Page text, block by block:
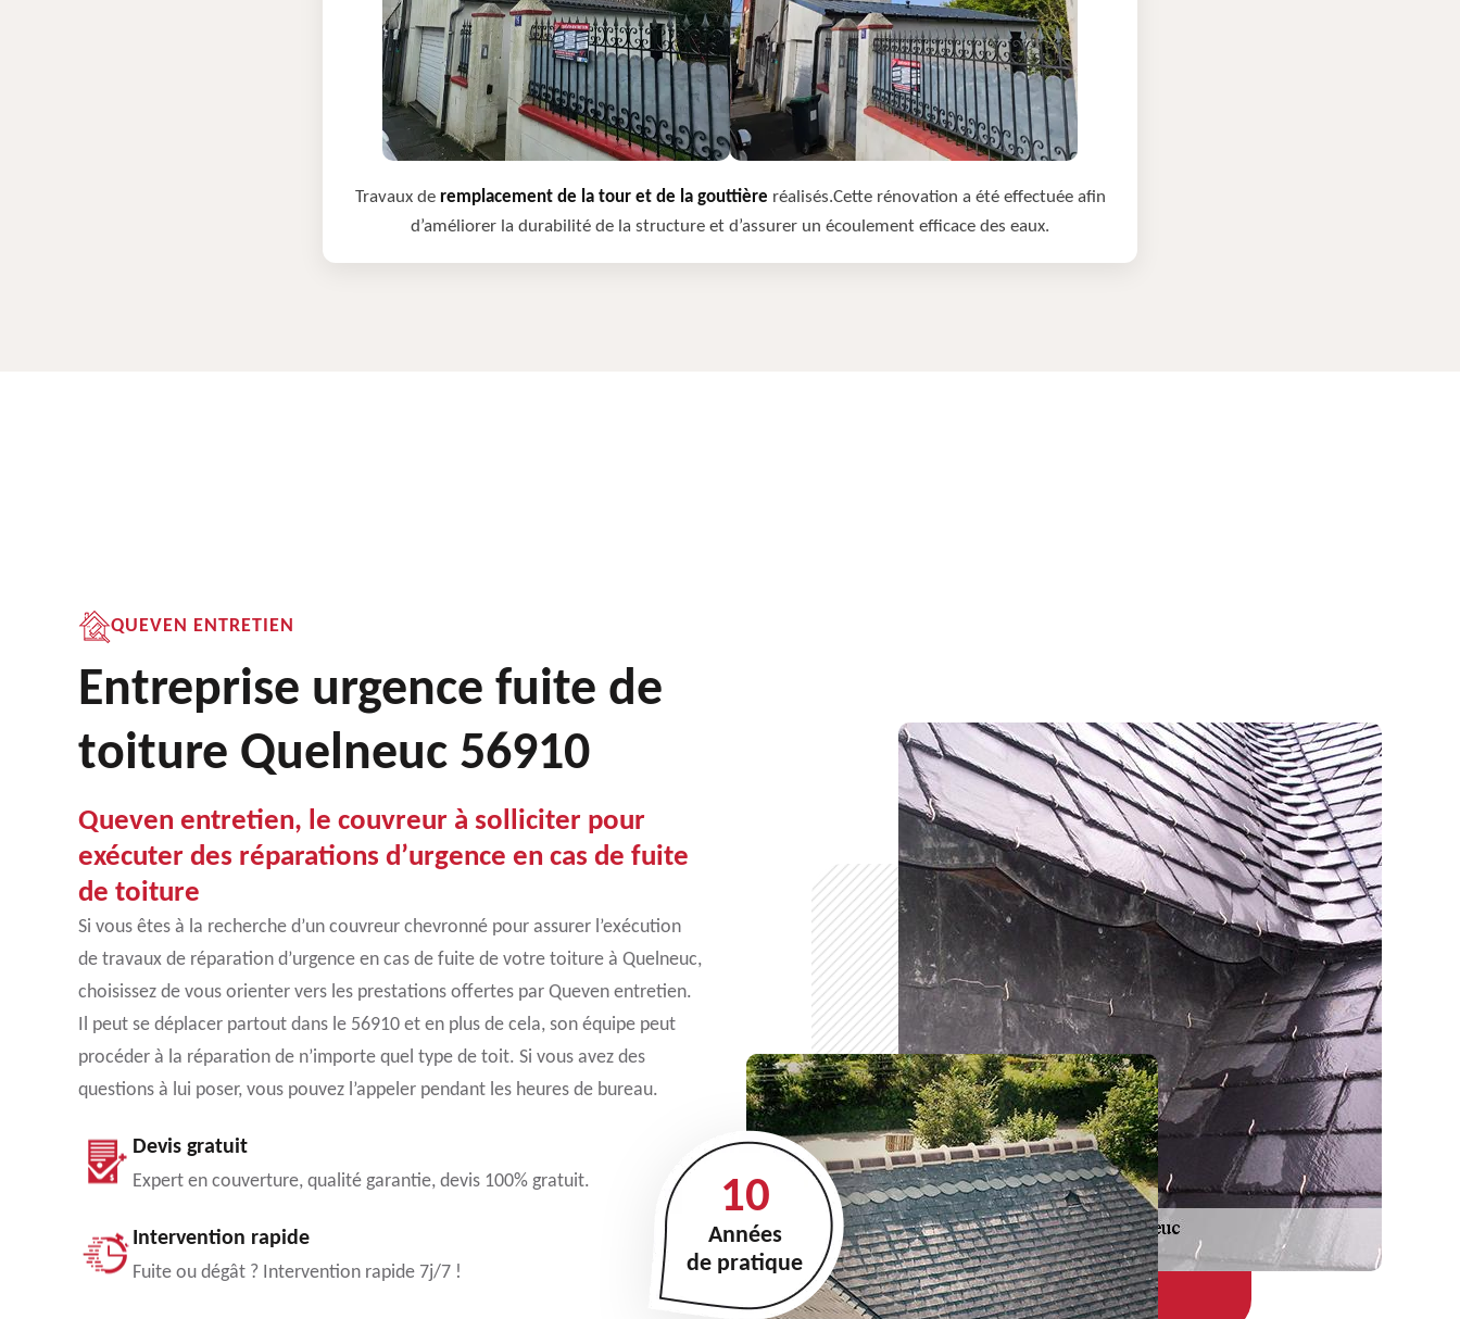
Travaux de remplacement de la tour et de la gouttière réalisés.Cette rénovation a été effectuée afin
d’améliorer la durabilité de la structure et d’assurer un écoulement efficace des eaux.
QUEVEN ENTRETIEN
Entreprise urgence fuite de
toiture Quelneuc 56910
Queven entretien, le couvreur à solliciter pour
exécuter des réparations d’urgence en cas de fuite
de toiture
Si vous êtes à la recherche d’un couvreur chevronné pour assurer l’exécution
de travaux de réparation d’urgence en cas de fuite de votre toiture à Quelneuc,
choisissez de vous orienter vers les prestations offertes par Queven entretien.
Il peut se déplacer partout dans le 56910 et en plus de cela, son équipe peut
procéder à la réparation de n’importe quel type de toit. Si vous avez des
questions à lui poser, vous pouvez l’appeler pendant les heures de bureau.
Devis gratuit
Expert en couverture, qualité garantie, devis 100% gratuit.
Intervention rapide
Fuite ou dégât ? Intervention rapide 7j/7 !
10
Années
de pratique